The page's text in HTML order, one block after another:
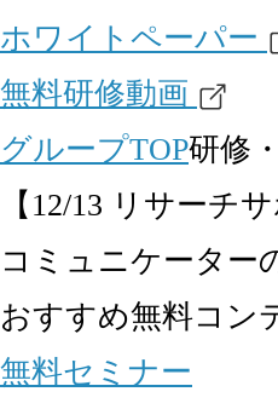
ホワイトペーパー
無料研修動画
グループTOP研修
【12/13 リサーチ
コミュニケーター
おすすめ無料コン
無料セミナー